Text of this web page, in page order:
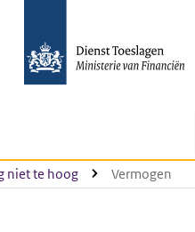
niet te hoog Vermogen